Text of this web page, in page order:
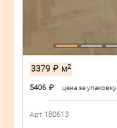
3379 ₽ м2
5406 ₽ цена за упаковку
Арт.180613